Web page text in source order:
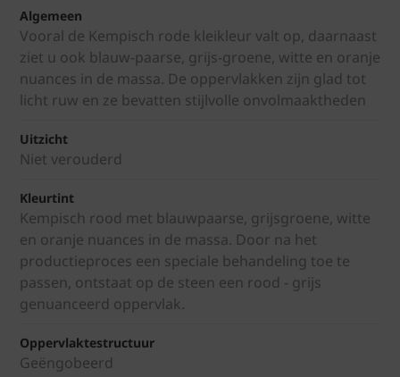
Algemeen
Vooral de Kempisch rode kleikleur valt op, daarnaast
ziet u ook blauw-paarse, grijs-groene, witte en oranje
nuances in de massa. De oppervlakken zijn glad tot
licht ruw en ze bevatten stijlvolle onvolmaaktheden
Uitzicht
Niet verouderd
Kleurtint
Kempisch rood met blauwpaarse, grijsgroene, witte
en oranje nuances in de massa. Door na het
productieproces een speciale behandeling toe te
passen, ontstaat op de steen een rood - grijs
genuanceerd oppervlak.
Oppervlaktestructuur
Geëngobeerd